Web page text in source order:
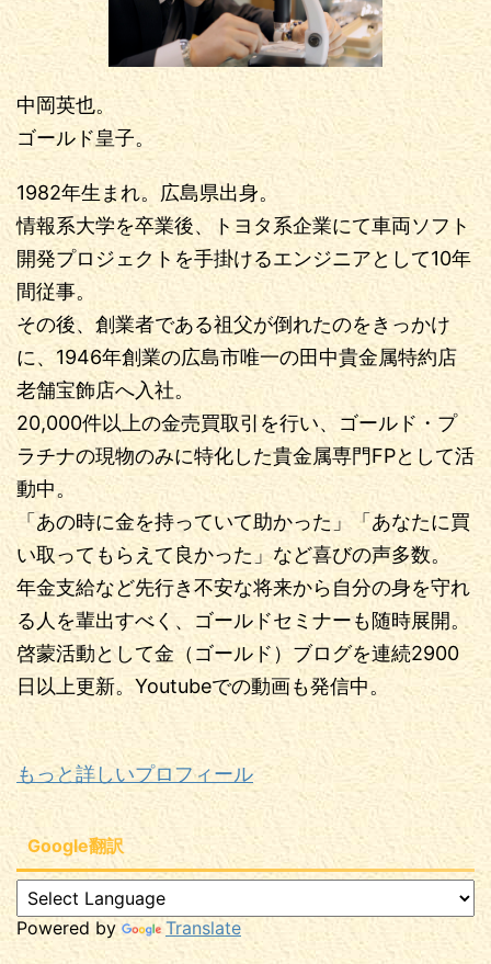
中岡英也。
ゴールド皇子。
1982年生まれ。広島県出身。
情報系大学を卒業後、トヨタ系企業にて車両ソフト
開発プロジェクトを手掛けるエンジニアとして10年
間従事。
その後、創業者である祖父が倒れたのをきっかけ
に、1946年創業の広島市唯一の田中貴金属特約店
老舗宝飾店へ入社。
20,000件以上の金売買取引を行い、ゴールド・プ
ラチナの現物のみに特化した貴金属専門FPとして活
動中。
「あの時に金を持っていて助かった」「あなたに買
い取ってもらえて良かった」など喜びの声多数。
年金支給など先行き不安な将来から自分の身を守れ
る人を輩出すべく、ゴールドセミナーも随時展開。
啓蒙活動として金（ゴールド）ブログを連続2900
日以上更新。Youtubeでの動画も発信中。
もっと詳しいプロフィール
Google翻訳
Powered by Translate